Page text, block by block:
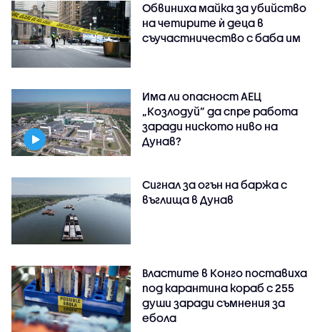
Обвиниха майка за убийство
на четирите ѝ деца в
съучастничество с баба им
Има ли опасност АЕЦ
„Козлодуй” да спре работа
заради ниското ниво на
Дунав?
Сигнал за огън на баржа с
въглища в Дунав
Властите в Конго поставиха
под карантина кораб с 255
души заради съмнения за
ебола